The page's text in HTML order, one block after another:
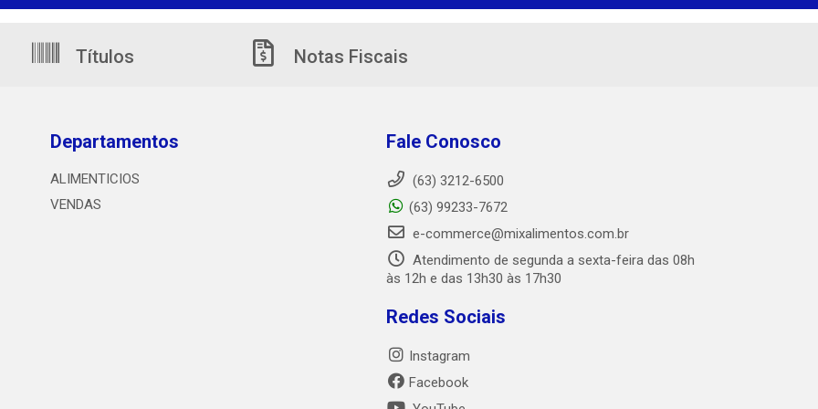
Títulos Notas Fiscais
Departamentos
ALIMENTICIOS
VENDAS
Fale Conosco
(63) 3212-6500
(63) 99233-7672
e-commerce@mixalimentos.com.br
Atendimento de segunda a sexta-feira das 08h
às 12h e das 13h30 às 17h30
Redes Sociais
Instagram
Facebook